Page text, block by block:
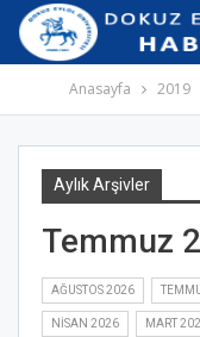
İçeriğe
atla
Navigasyona
atla
Anasayfa 2019
Aylık Arşivler
Temmuz
AĞUSTOS 2026
NISAN 2026 MART